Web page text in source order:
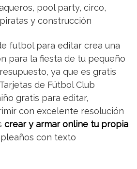
pool party, circo,
y construcción
futbol para editar crea una
para la fiesta de tu pequeño
ya que es gratis
de Fútbol Club
gratis para editar,
con excelente resolución
crear y armar online tu propia
con texto